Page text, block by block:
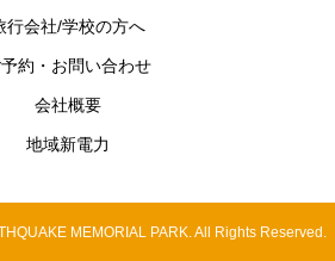
行会社/学校の方へ
約・お問い合わせ
会社概要
地域新電力
MEMORIAL PARK. All Rights Reserved.